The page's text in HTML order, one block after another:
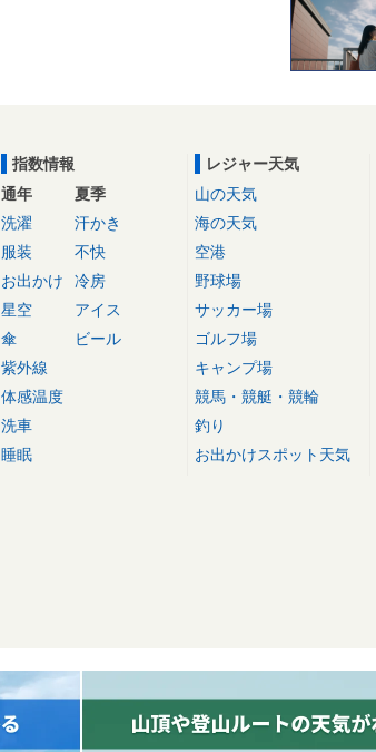
指数情報
通年
洗濯
服装
お出かけ
星空
傘
紫外線
体感温度
洗車
睡眠
夏季
汗かき
不快
冷房
アイス
ビール
レジャー天気
山の天気
海の天気
空港
野球場
サッカー場
ゴルフ場
キャンプ場
競馬・競艇・競輪
釣り
お出かけスポット天気